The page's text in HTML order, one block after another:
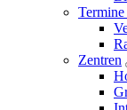
Zentren